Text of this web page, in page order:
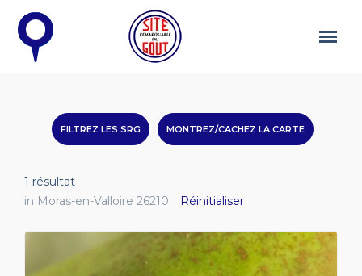
FILTREZ LES SRG MONTREZ/CACHEZ LA CARTE
1 résultat
in Moras-en-Valloire 26210
Réinitialiser